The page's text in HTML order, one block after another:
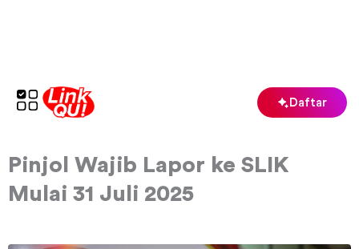
Daftar
Pinjol Wajib Lapor ke SLIK
Mulai 31 Juli 2025